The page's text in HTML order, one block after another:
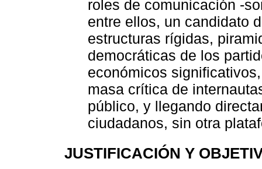
roles de comunicación -
entre ellos, un candidato
estructuras rígidas,
democráticas de los
económicos
masa crítica de
público, y llegando
ciudadanos, sin otra
JUSTIFICACIÓN Y